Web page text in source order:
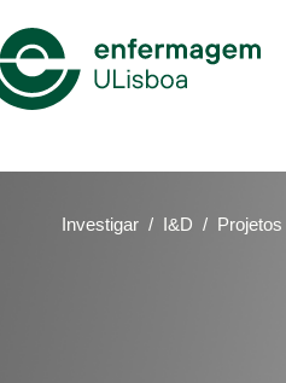
Mega
Menu
Investigar I&D Projetos